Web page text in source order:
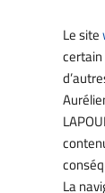
Le site
La